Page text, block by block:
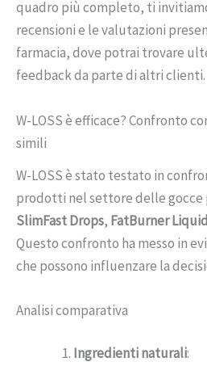
quadro più completo, ti
recensioni e le valutazioni
farmacia, dove potrai trovare
feedback da parte di altri clienti.
W-LOSS è efficace? Confronto
simili
W-LOSS è stato testato in
prodotti nel settore delle gocce
SlimFast Drops, FatBurner Liquid
Questo confronto ha messo in
che possono influenzare la
Analisi comparativa
Ingredienti naturali: